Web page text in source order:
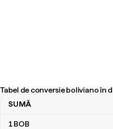
Tabel de conversie boliviano în
Tabel de conversie boliviano în
SUMĂ
1BOB